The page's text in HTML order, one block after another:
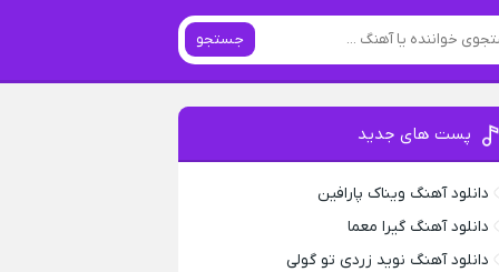
جستجو
پست های جدید
دانلود آهنگ ویناک پارافین
دانلود آهنگ گیرا معما
دانلود آهنگ نوید زردی تو گولی